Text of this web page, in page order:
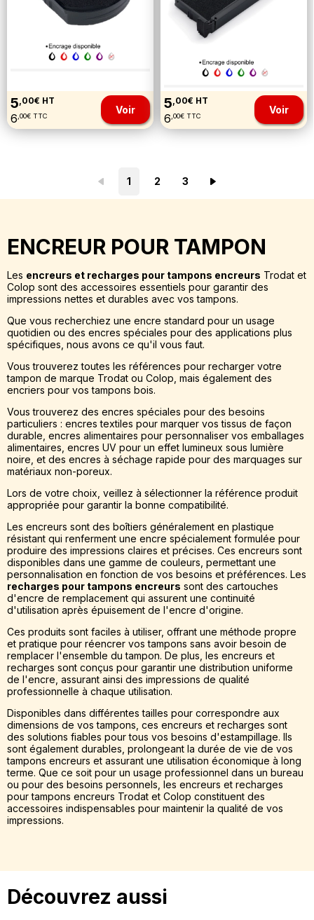
5 ,00€ HT
6 ,00€ TTC Voir 5 ,00€ HT
6 ,00€ TTC Voir
1 2 3
ENCREUR POUR TAMPON
Les encreurs et recharges pour tampons encreurs Trodat et
Colop sont des accessoires essentiels pour garantir des
impressions nettes et durables avec vos tampons.
Que vous recherchiez une encre standard pour un usage
quotidien ou des encres spéciales pour des applications plus
spécifiques, nous avons ce qu'il vous faut.
Vous trouverez toutes les références pour recharger votre
tampon de marque Trodat ou Colop, mais également des
encriers pour vos tampons bois.
Vous trouverez des encres spéciales pour des besoins
particuliers : encres textiles pour marquer vos tissus de façon
durable, encres alimentaires pour personnaliser vos emballages
alimentaires, encres UV pour un effet lumineux sous lumière
noire, et des encres à séchage rapide pour des marquages sur
matériaux non-poreux.
Lors de votre choix, veillez à sélectionner la référence produit
appropriée pour garantir la bonne compatibilité.
Les encreurs sont des boîtiers généralement en plastique
résistant qui renferment une encre spécialement formulée pour
produire des impressions claires et précises. Ces encreurs sont
disponibles dans une gamme de couleurs, permettant une
personnalisation en fonction de vos besoins et préférences. Les
recharges pour tampons encreurs sont des cartouches
d'encre de remplacement qui assurent une continuité
d'utilisation après épuisement de l'encre d'origine.
Ces produits sont faciles à utiliser, offrant une méthode propre
et pratique pour réencrer vos tampons sans avoir besoin de
remplacer l'ensemble du tampon. De plus, les encreurs et
recharges sont conçus pour garantir une distribution uniforme
de l'encre, assurant ainsi des impressions de qualité
professionnelle à chaque utilisation.
Disponibles dans différentes tailles pour correspondre aux
dimensions de vos tampons, ces encreurs et recharges sont
des solutions fiables pour tous vos besoins d'estampillage. Ils
sont également durables, prolongeant la durée de vie de vos
tampons encreurs et assurant une utilisation économique à long
terme. Que ce soit pour un usage professionnel dans un bureau
ou pour des besoins personnels, les encreurs et recharges
pour tampons encreurs Trodat et Colop constituent des
accessoires indispensables pour maintenir la qualité de vos
impressions.
Découvrez aussi